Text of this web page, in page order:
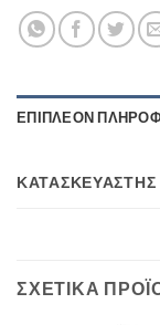
ΕΠΙΠΛΈΟΝ
ΚΑΤΑΣΚΕΥΑΣΤΉΣ
ΣΧΕΤΙΚΆ